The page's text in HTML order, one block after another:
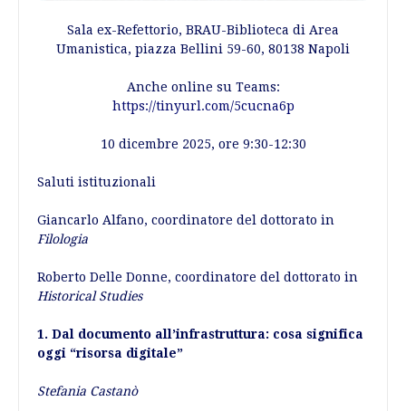
Sala ex-Refettorio, BRAU-Biblioteca di Area
Umanistica, piazza Bellini 59-60, 80138 Napoli
Anche online su Teams:
https://tinyurl.com/5cucna6p
10 dicembre 2025, ore 9:30-12:30
Saluti istituzionali
Giancarlo Alfano, coordinatore del dottorato in
Filologia
Roberto Delle Donne, coordinatore del dottorato in
Historical Studies
1. Dal documento all’infrastruttura: cosa significa
oggi “risorsa digitale”
Stefania Castanò